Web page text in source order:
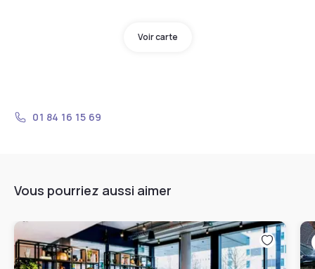
Voir carte
01 84 16 15 69
Vous pourriez aussi aimer